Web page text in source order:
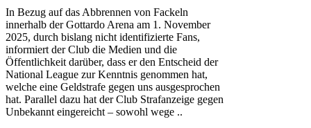
In Bezug auf das Abbrennen von Fackeln
innerhalb der Gottardo Arena am 1. November
2025, durch bislang nicht identifizierte Fans,
informiert der Club die Medien und die
Öffentlichkeit darüber, dass er den Entscheid der
National League zur Kenntnis genommen hat,
welche eine Geldstrafe gegen uns ausgesprochen
hat. Parallel dazu hat der Club Strafanzeige gegen
Unbekannt eingereicht – sowohl wege ..